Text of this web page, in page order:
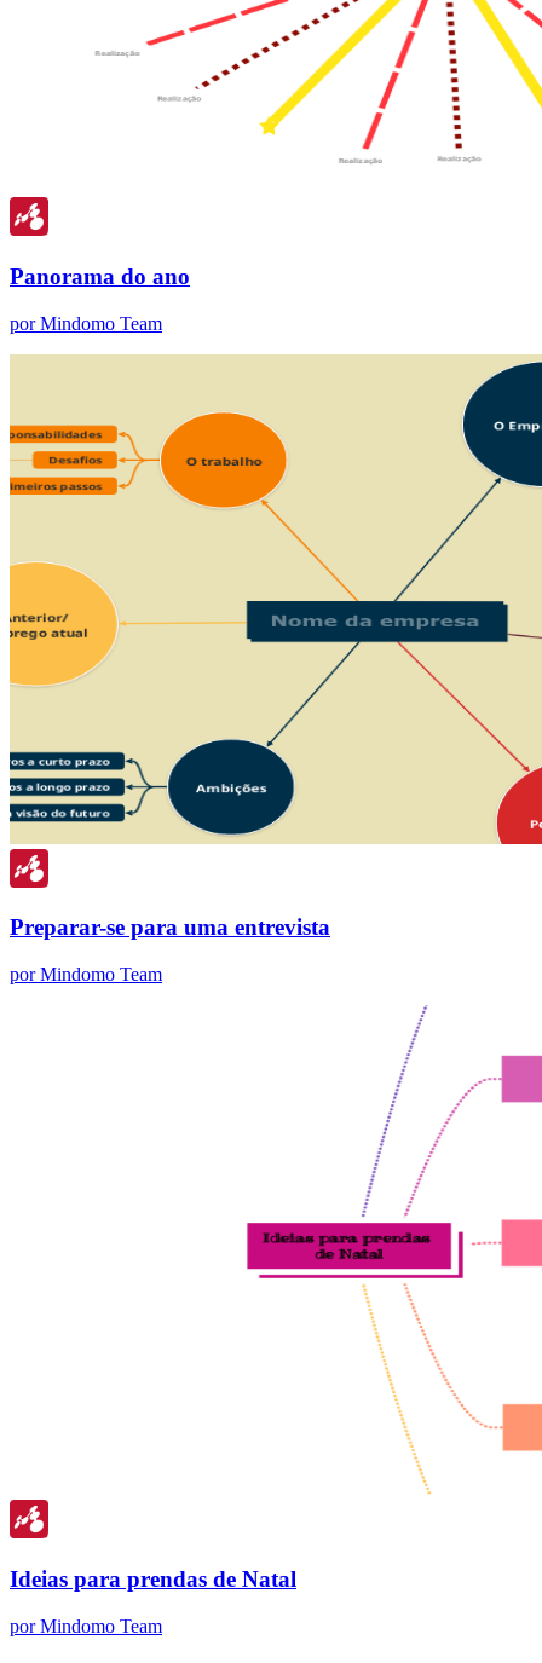
Panorama do ano
por Mindomo Team
Preparar-se para uma entrevista
por Mindomo Team
Ideias para prendas de Natal
por Mindomo Team